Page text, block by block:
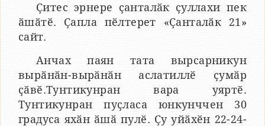
Ҫитес эрнере ҫанталӑк ҫуллахи пек
ӑшӑтӗ. Ҫапла пӗлтерет «Ҫанталӑк 21»
сайт.
Анчах паян тата вырсарникун
вырӑнӑн-вырӑнӑн аслатиллӗ ҫумӑр
ҫӑвӗ.Тунтикунран вара уяртӗ.
Тунтикунран пуҫласа юнкунччен 30
градуса яхӑн ӑшӑ пулӗ. Ҫу уйӑхӗн 22-24-